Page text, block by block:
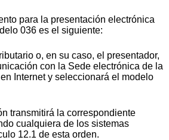
para la presentación electrónica
036 es el siguiente:
o, en su caso, el presentador,
con la Sede electrónica de la
Internet y seleccionará el modelo
transmitirá la correspondiente
cualquiera de los sistemas
12.1 de esta orden.